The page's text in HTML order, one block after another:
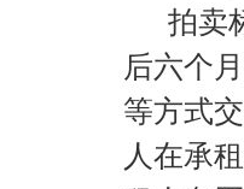
拍卖
后六个
等方式
人在承